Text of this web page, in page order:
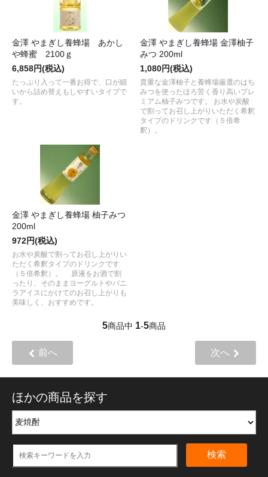
金澤 やまぎし養蜂場 あかし
や蜂蜜 2100ｇ
6,858円(税込)
たっぷり入って一番お得で、口が細
いから詰め替えもしやすいタイプで
す。
金澤 やまぎし養蜂場 金澤柚子
みつ 200ml
1,080円(税込)
貴重な金澤柚子と養蜂場厳選のはち
みつを使ったほろ苦く香り高いプレ
ミアム柚子みつです。 お水や炭酸
で割ってお召し上がりいただく希釈
タイプのドリンクです（５倍希
釈）。
金澤 やまぎし養蜂場 柚子みつ
200ml
972円(税込)
お水や炭酸で割ってお召し上がりい
ただく希釈タイプのドリンクです
（５倍希釈）。 原液をお酒で割
ったり、そのままヨーグルトやバニ
ラアイスにかけてのお召し上がりも
美味しく、おすすめです。
5商品中 1-5商品
前へ 次へ
ほかの商品を探す
検索